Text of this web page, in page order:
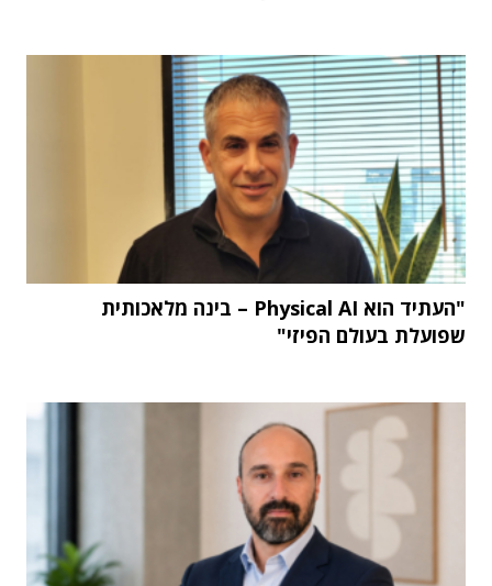
"העתיד הוא Physical AI – בינה מלאכותית
שפועלת בעולם הפיזי"